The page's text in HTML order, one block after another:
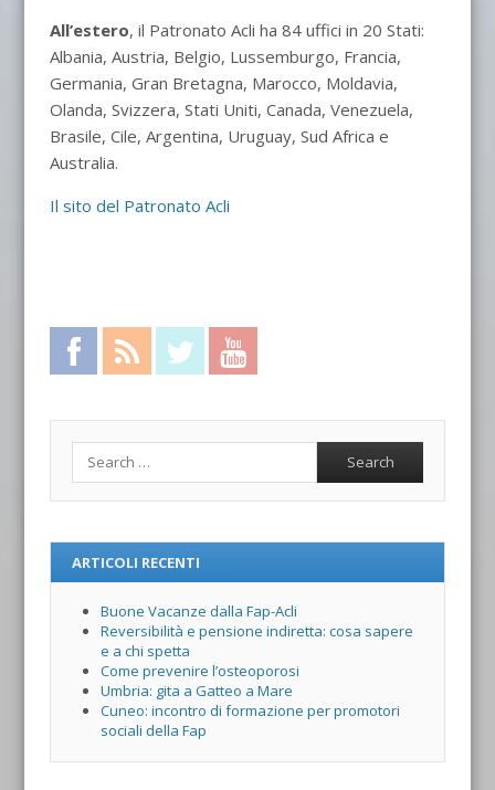
All’estero, il Patronato Acli ha 84 uffici in 20 Stati:
Albania, Austria, Belgio, Lussemburgo, Francia,
Germania, Gran Bretagna, Marocco, Moldavia,
Olanda, Svizzera, Stati Uniti, Canada, Venezuela,
Brasile, Cile, Argentina, Uruguay, Sud Africa e
Australia.
Il sito del Patronato Acli
Facebook RSS Feed Twitter
ARTICOLI RECENTI
Buone Vacanze dalla Fap-Acli
Reversibilità e pensione indiretta: cosa sapere
e a chi spetta
Come prevenire l’osteoporosi
Umbria: gita a Gatteo a Mare
Cuneo: incontro di formazione per promotori
sociali della Fap